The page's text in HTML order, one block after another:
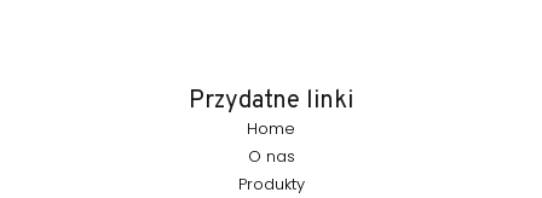
Przydatne linki
Home
O nas
Produkty